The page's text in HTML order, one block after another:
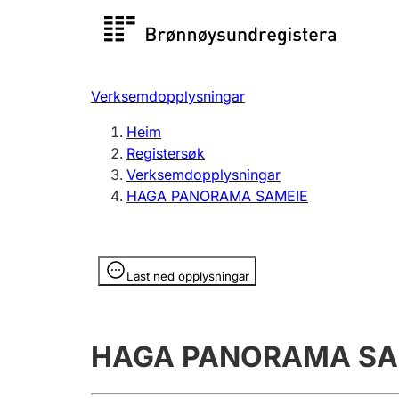
Registersøk
Registrere, endre, slette
Verksemdopplysningar
Heim
Registersøk
Verksemdopplysningar
HAGA PANORAMA SAMEIE
Last ned opplysningar
Opplysninger er skjult
HAGA PANORAMA